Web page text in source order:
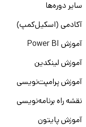
سایر دوره‌ها
آکادمی (اسکیل‌کمپ)
آموزش Power BI
آموزش لینکدین
آموزش پرامپت‌نویسی
نقشه راه برنامه‌نویسی
آموزش پایتون